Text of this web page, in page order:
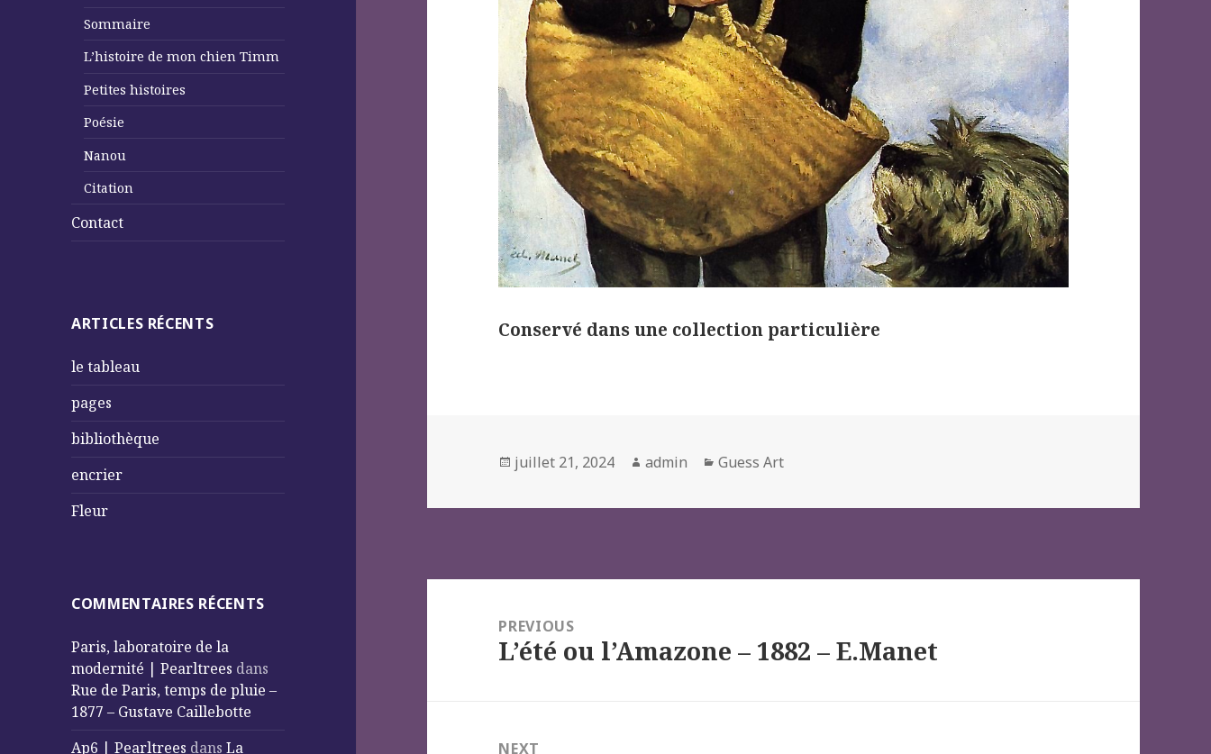
Sommaire
L’histoire de mon chien Timm
Petites histoires
Poésie
Nanou
Citation
Contact
ARTICLES RÉCENTS
le tableau
pages
bibliothèque
encrier
Fleur
COMMENTAIRES RÉCENTS
Paris, laboratoire de la
modernité | Pearltrees dans
Rue de Paris, temps de pluie –
1877 – Gustave Caillebotte
Ap6 | Pearltrees dansLa
Conservé dans une collection particulière
Posted
juillet 21, 2024 Author
admin Categories
Guess Art
l’article
PREVIOUS
Previous
L’été ou l’Amazone – 1882 – E.Manet
NEXT